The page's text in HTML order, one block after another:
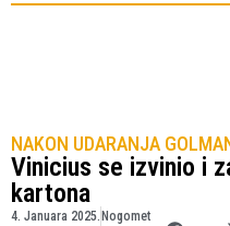
NAKON UDARANJA
Vinicius se izvinio i
kartona
4. Januara 2025. Nogomet